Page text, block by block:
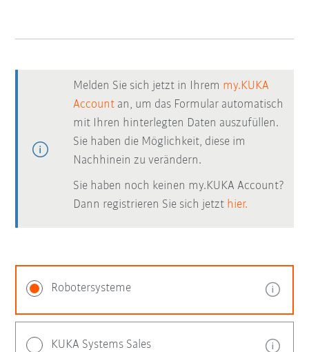
Melden Sie sich jetzt in Ihrem my.KUKA
Account an, um das Formular automatisch
mit Ihren hinterlegten Daten auszufüllen.
Sie haben die Möglichkeit, diese im
Nachhinein zu verändern.
Sie haben noch keinen my.KUKA Account?
Dann registrieren Sie sich jetzt hier.
Robotersysteme
KUKA Systems Sales